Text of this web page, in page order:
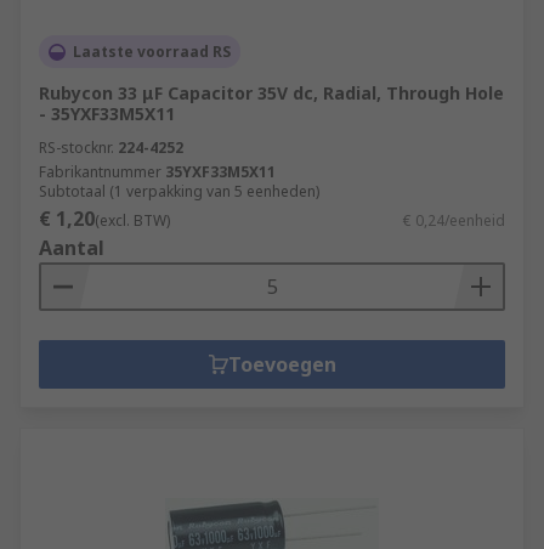
Laatste voorraad RS
Rubycon 33 μF Capacitor 35V dc, Radial, Through Hole
- 35YXF33M5X11
RS-stocknr. 224-4252
Fabrikantnummer 35YXF33M5X11
Subtotaal (1 verpakking van 5 eenheden)
€ 1,20(excl. BTW) € 0,24/eenheid
Aantal
Toevoegen